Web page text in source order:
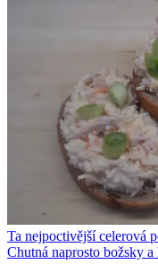
Ta nejpoctivější celerová
Chutná naprosto božsky